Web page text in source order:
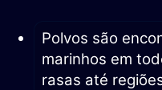
Polvos são
marinhos em
rasas até